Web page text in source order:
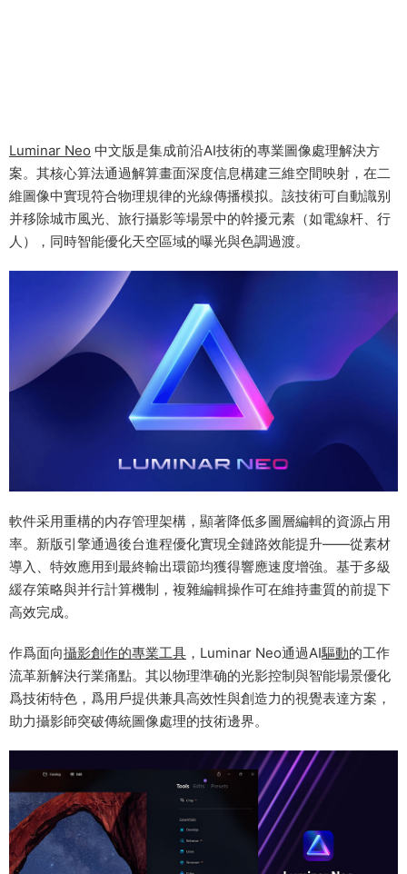
Luminar Neo 中文版是集成前沿AI技術的專業圖像處理解決方
案。其核心算法通過解算畫面深度信息構建三維空間映射，在二
維圖像中實現符合物理規律的光線傳播模拟。該技術可自動識别
并移除城市風光、旅行攝影等場景中的幹擾元素（如電線杆、行
人），同時智能優化天空區域的曝光與色調過渡。
軟件采用重構的内存管理架構，顯著降低多圖層編輯的資源占用
率。新版引擎通過後台進程優化實現全鏈路效能提升——從素材
導入、特效應用到最終輸出環節均獲得響應速度增強。基于多級
緩存策略與并行計算機制，複雜編輯操作可在維持畫質的前提下
高效完成。
作爲面向攝影創作的專業工具 ，Luminar Neo通過AI驅動的工作
流革新解決行業痛點。其以物理準确的光影控制與智能場景優化
爲技術特色，爲用戶提供兼具高效性與創造力的視覺表達方案，
助力攝影師突破傳統圖像處理的技術邊界。